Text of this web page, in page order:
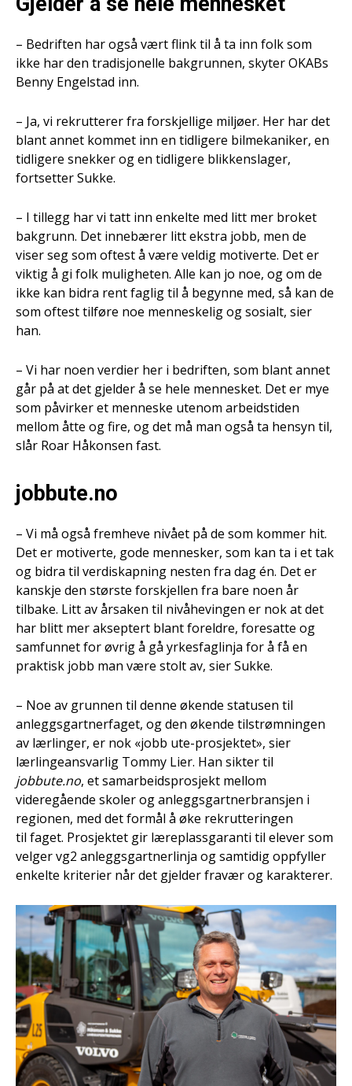
– Bedriften har også vært flink til å ta inn folk som
ikke har den tradisjonelle bakgrunnen, skyter OKABs
Benny Engelstad inn.
– Ja, vi rekrutterer fra forskjellige miljøer. Her har det
blant annet kommet inn en tidligere bilmekaniker, en
tidligere snekker og en tidligere blikkenslager,
fortsetter Sukke.
– I tillegg har vi tatt inn enkelte med litt mer broket
bakgrunn. Det innebærer litt ekstra jobb, men de
viser seg som oftest å være veldig motiverte. Det er
viktig å gi folk muligheten. Alle kan jo noe, og om de
ikke kan bidra rent faglig til å begynne med, så kan de
som oftest tilføre noe menneskelig og sosialt, sier
han.
– Vi har noen verdier her i bedriften, som blant annet
går på at det gjelder å se hele mennesket. Det er mye
som påvirker et menneske utenom arbeidstiden
mellom åtte og fire, og det må man også ta hensyn til,
slår Roar Håkonsen fast.
jobbute.no
– Vi må også fremheve nivået på de som kommer hit.
Det er motiverte, gode mennesker, som kan ta i et tak
og bidra til verdiskapning nesten fra dag én. Det er
kanskje den største forskjellen fra bare noen år
tilbake. Litt av årsaken til nivåhevingen er nok at det
har blitt mer akseptert blant foreldre, foresatte og
samfunnet for øvrig å gå yrkesfaglinja for å få en
praktisk jobb man være stolt av, sier Sukke.
– Noe av grunnen til denne økende statusen til
anleggsgartnerfaget, og den økende tilstrømningen
av lærlinger, er nok «jobb ute-prosjektet», sier
lærlingeansvarlig Tommy Lier. Han sikter til
jobbute.no, et samarbeidsprosjekt mellom
videregående skoler og anleggsgartnerbransjen i
regionen, med det formål å øke rekrutteringen
til faget. Prosjektet gir læreplassgaranti til elever som
velger vg2 anleggsgartnerlinja og samtidig oppfyller
enkelte kriterier når det gjelder fravær og karakterer.